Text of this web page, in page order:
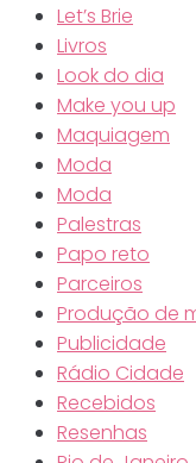
Let’s Brie
Livros
Look do dia
Make you up
Maquiagem
Moda
Moda
Palestras
Papo reto
Parceiros
Produção de
Publicidade
Rádio Cidade
Recebidos
Resenhas